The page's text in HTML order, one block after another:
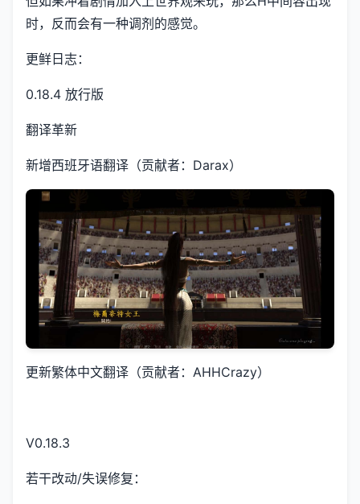
时，反而会有一种调剂的感觉。
更鲜日志：
0.18.4 放行版
翻译革新
新增西班牙语翻译（贡献者：Darax）
更新繁体中文翻译（贡献者：AHHCrazy）
V0.18.3
若干改动/失误修复：